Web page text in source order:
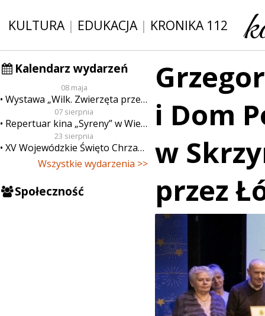
KULTURA| EDUKACJA| KRONIKA 112
Kalendarz wydarzeń
08 maja
Wystawa „Wilk. Zwierzęta przeklęte”
07 sierpnia
Repertuar kina „Syreny” w Wieluniu w dn. od 7 do 13 sierpnia
23 sierpnia
XV Wojewódzkie Święto Chrzanu
Wszystkie wydarzenia >>
Społeczność
i Dom
w
przez